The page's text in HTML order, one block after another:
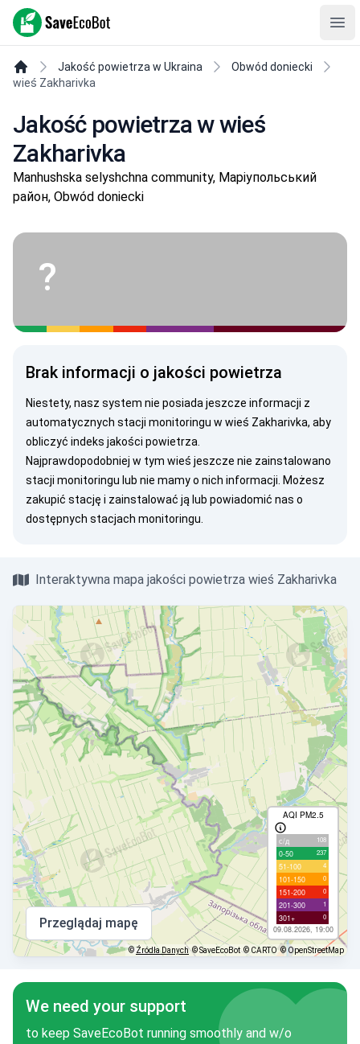
SaveEcoBot
Jakość powietrza w Ukraina
Obwód doniecki
wieś Zakharivka
Jakość powietrza w wieś
Zakharivka
Manhushska selyshchna community, Маріупольський
район, Obwód doniecki
?
Brak informacji o jakości powietrza
Niestety, nasz system nie posiada jeszcze informacji z
automatycznych stacji monitoringu w wieś Zakharivka, aby
obliczyć indeks jakości powietrza.
Najprawdopodobniej w tym wieś jeszcze nie zainstalowano
stacji monitoringu lub nie mamy o nich informacji. Możesz
zakupić stację i zainstalować ją lub powiadomić nas o
dostępnych stacjach monitoringu.
Interaktywna mapa jakości powietrza wieś Zakharivka
AQI PM2.5
с/д 108
0-50 237
51-100 4
101-150 0
151-200 0
201-300 1
301+ 0
09.08.2026, 19:00
Przeglądaj mapę
©Źródła Danych © SaveEcoBot © CARTO © OpenStreetMap
We need your support
to keep SaveEcoBot running smoothly and w/o